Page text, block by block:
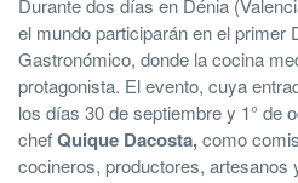
Durante dos días en Dénia
el mundo participarán en el primer
Gastronómico, donde la cocina
protagonista. El evento, cuya
los días 30 de septiembre y 1° de
chefQuique Dacosta,como
cocineros, productores, artesanos